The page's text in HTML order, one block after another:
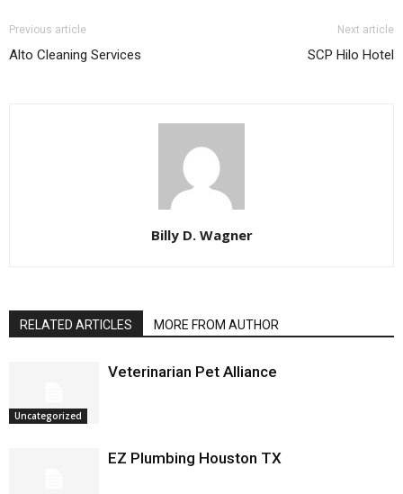
Previous article
Alto Cleaning Services
Next article
SCP Hilo Hotel
Billy D. Wagner
RELATED ARTICLES MORE FROM AUTHOR
Uncategorized
Veterinarian Pet Alliance
EZ Plumbing Houston TX